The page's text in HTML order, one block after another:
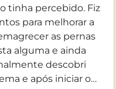
tinha percebido. Fiz
para melhorar a
as pernas
alguma e ainda
descobri
e após iniciar o…